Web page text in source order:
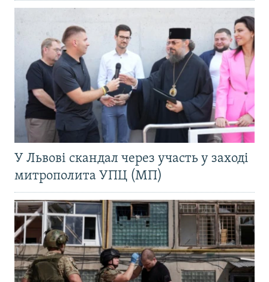
У Львові скандал через участь у заході
митрополита УПЦ (МП)